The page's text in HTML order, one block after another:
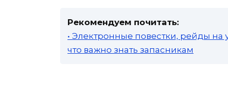
Рекомендуем почитать:
• Электронные повестки, рейды
что важно знать запасникам